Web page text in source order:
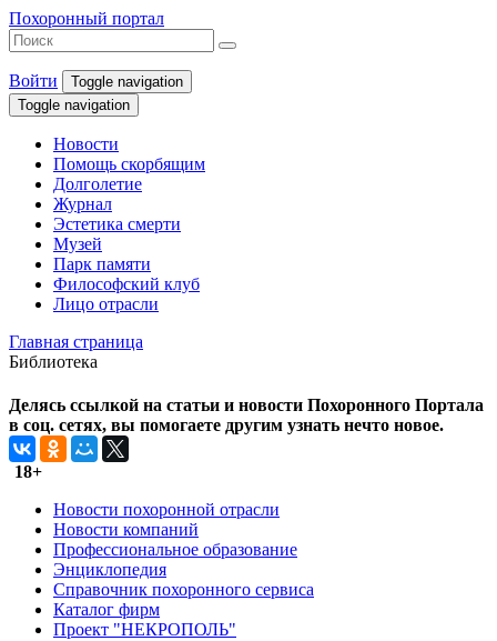
Похоронный портал
Войти
Toggle navigation
Toggle navigation
Новости
Помощь скорбящим
Долголетие
Журнал
Эстетика смерти
Музей
Парк памяти
Философский клуб
Лицо отрасли
Главная страница
Библиотека
Делясь ссылкой на статьи и новости Похоронного Портала
в соц. сетях, вы помогаете другим узнать нечто новое.
18+
Новости похоронной отрасли
Новости компаний
Профессиональное образование
Энциклопедия
Справочник похоронного сервиса
Каталог фирм
Проект "НЕКРОПОЛЬ"